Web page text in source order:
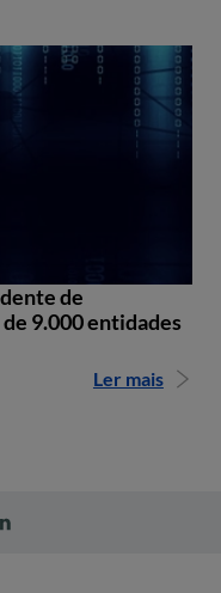
de
9.000 entidades
Ler mais